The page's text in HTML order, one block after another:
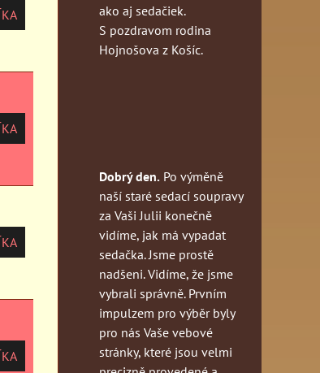
ako aj sedačiek.
S pozdravom rodina
Hojnošova z Košíc.
Dobrý den. Po výměně
naší staré sedací soupravy
za Vaši Julii konečně
vidíme, jak má vypadat
sedačka. Jsme prostě
nadšeni. Vidíme, že jsme
vybrali správně. Prvním
impulzem pro výběr byly
pro nás Vaše vebové
stránky, které jsou velmi